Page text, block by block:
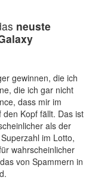
neuste
gewinnen, die ich
die ich gar nicht
dass mir im
Kopf fällt. Das ist
als der
im Lotto,
wahrscheinlicher
von Spammern in